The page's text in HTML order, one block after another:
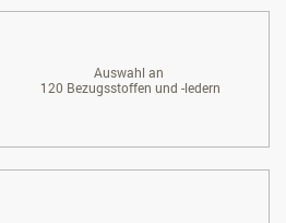
Auswahl an
120 Bezugsstoffen und -ledern